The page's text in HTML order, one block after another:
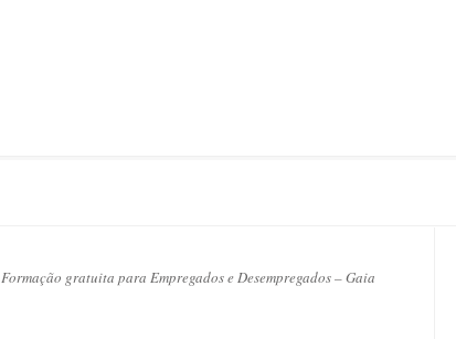
Formação gratuita para Empregados e Desempregados – Gaia